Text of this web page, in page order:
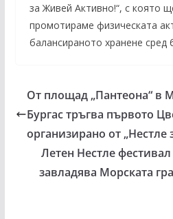
за Живей Активно!“, с която
промотираме физическата
балансираното хранене сред
От площад „Пантеона“ в
Бургас тръгва първото
организирано от
Летен Нестле
завладява Морската